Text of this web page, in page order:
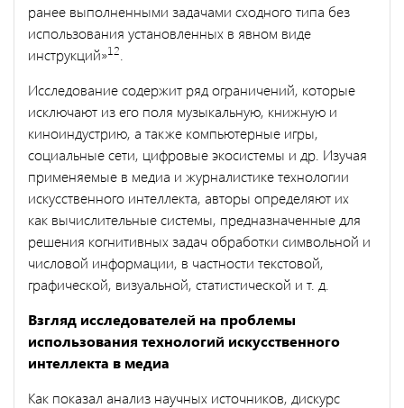
ранее выполненными задачами сходного типа без
использования установленных в явном виде
инструкций»12
Исследование содержит ряд ограничений, которые
исключают из его поля музыкальную, книжную и
киноиндустрию, а также компьютерные игры,
социальные сети, цифровые экосистемы и др. Изучая
применяемые в медиа и журналистике технологии
искусственного интеллекта, авторы определяют их
как вычислительные системы, предназначенные для
решения когнитивных задач обработки символьной и
числовой информации, в частности текстовой,
графической, визуальной, статистической и т. д.
Взгляд исследователей на проблемы
использования технологий искусственного
интеллекта в медиа
Как показал анализ научных источников, дискурс